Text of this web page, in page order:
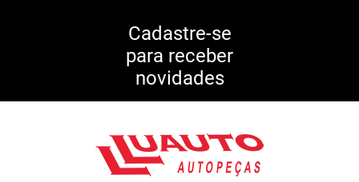
5% DE DESCONTO
10% DE CASHBACK
Consulte Regulamento
Cadastre-se
para receber
novidades